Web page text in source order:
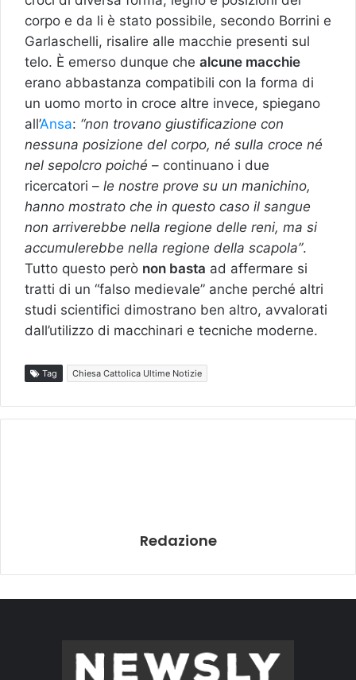
corpo e da li è stato possibile, secondo Borrini e
Garlaschelli, risalire alle macchie presenti sul
telo. È emerso dunque che alcune macchie
erano abbastanza compatibili con la forma di
un uomo morto in croce altre invece, spiegano
all’Ansa: “non trovano giustificazione con
nessuna posizione del corpo, né sulla croce né
nel sepolcro poiché – continuano i due
ricercatori – le nostre prove su un manichino,
hanno mostrato che in questo caso il sangue
non arriverebbe nella regione delle reni, ma si
accumulerebbe nella regione della scapola”.
Tutto questo però non basta ad affermare si
tratti di un “falso medievale” anche perché altri
studi scientifici dimostrano ben altro, avvalorati
dall’utilizzo di macchinari e tecniche moderne.
Tag Chiesa Cattolica Ultime Notizie
Redazione